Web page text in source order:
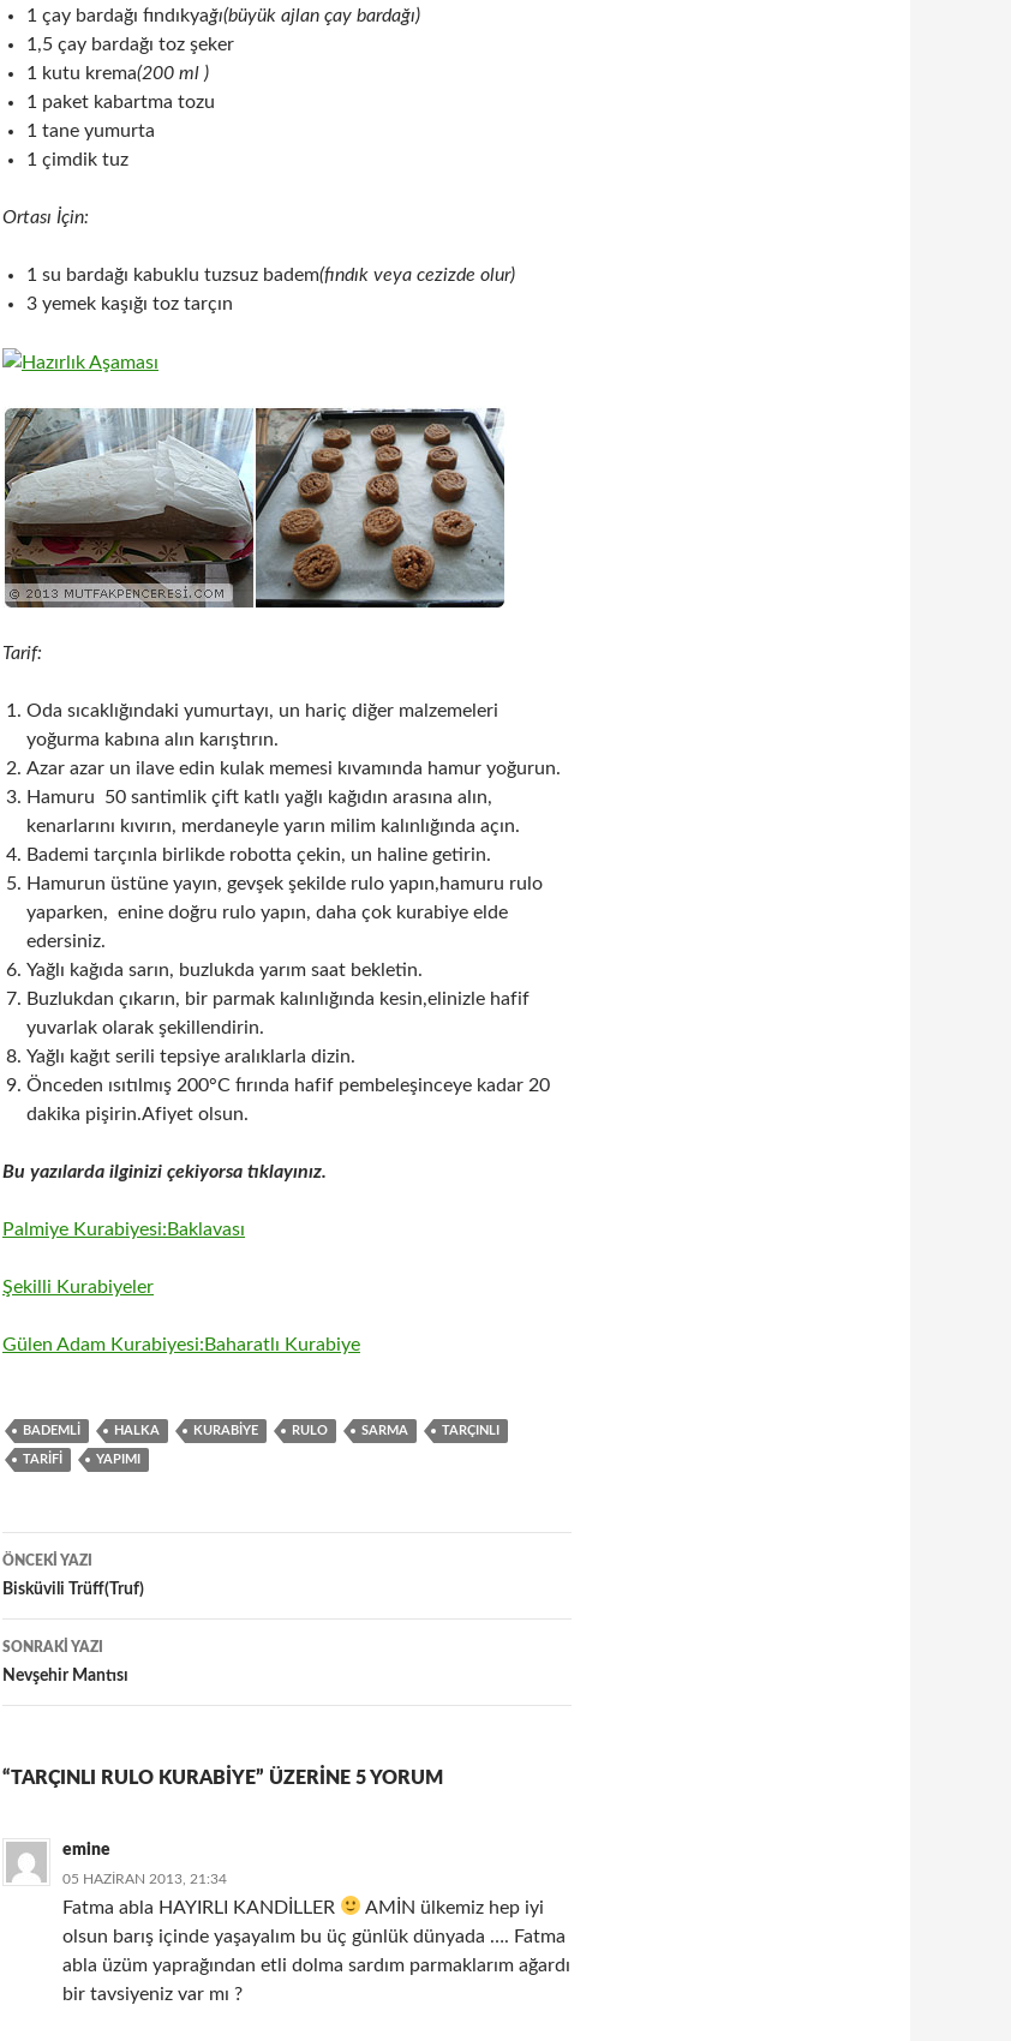
1 çay bardağı fındıkyağı(büyük ajlan çay bardağı)
1,5 çay bardağı toz şeker
1 kutu krema(200 ml )
1 paket kabartma tozu
1 tane yumurta
1 çimdik tuz
Ortası İçin:
1 su bardağı kabuklu tuzsuz badem(fındık veya cezizde olur)
3 yemek kaşığı toz tarçın
Tarif:
Oda sıcaklığındaki yumurtayı, un hariç diğer malzemeleri
yoğurma kabına alın karıştırın.
Azar azar un ilave edin kulak memesi kıvamında hamur yoğurun.
Hamuru 50 santimlik çift katlı yağlı kağıdın arasına alın,
kenarlarını kıvırın, merdaneyle yarın milim kalınlığında açın.
Bademi tarçınla birlikde robotta çekin, un haline getirin.
Hamurun üstüne yayın, gevşek şekilde rulo yapın,hamuru rulo
yaparken, enine doğru rulo yapın, daha çok kurabiye elde
edersiniz.
Yağlı kağıda sarın, buzlukda yarım saat bekletin.
Buzlukdan çıkarın, bir parmak kalınlığında kesin,elinizle hafif
yuvarlak olarak şekillendirin.
Yağlı kağıt serili tepsiye aralıklarla dizin.
Önceden ısıtılmış 200°C fırında hafif pembeleşinceye kadar 20
dakika pişirin.Afiyet olsun.
Bu yazılarda ilginizi çekiyorsa tıklayınız.
Palmiye Kurabiyesi:Baklavası
Şekilli Kurabiyeler
Gülen Adam Kurabiyesi:Baharatlı Kurabiye
BADEMLI HALKA KURABIYE RULO SARMA TARÇINLI
TARIFI YAPIMI
Yazı
dolaşımı
ÖNCEKI YAZI
Bisküvili Trüff(Truf)
SONRAKI YAZI
Nevşehir Mantısı
“TARÇINLI RULO KURABIYE” ÜZERINE 5 YORUM
emine
05 HAZIRAN 2013, 21:34
Fatma abla HAYIRLI KANDİLLER
AMİN ülkemiz hep iyi
olsun barış içinde yaşayalım bu üç günlük dünyada …. Fatma
abla üzüm yaprağından etli dolma sardım parmaklarım ağardı
bir tavsiyeniz var mı ?